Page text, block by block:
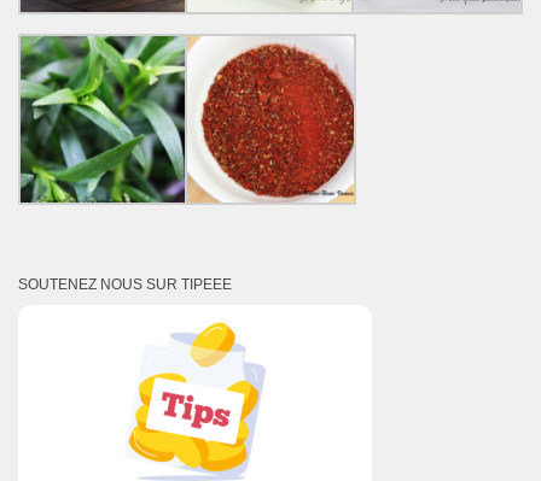
SOUTENEZ NOUS SUR TIPEEE